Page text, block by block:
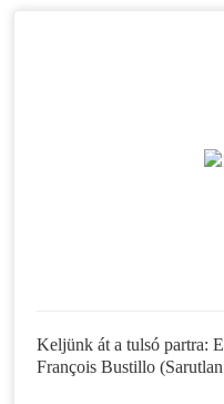
Keljünk át a tulsó partra:
François Bustillo